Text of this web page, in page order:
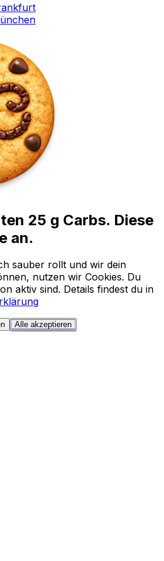
25 g Carbs. Diese
an.
sauber rollt und wir dein
nutzen wir Cookies. Du
aktiv sind. Details findest du in
Alle akzeptieren